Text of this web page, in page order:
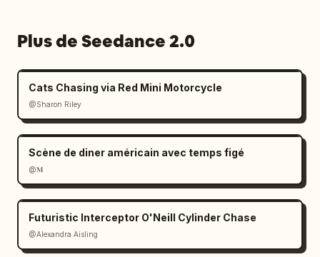
Plus de Seedance 2.0
Cats Chasing via Red Mini Motorcycle
@Sharon Riley
Scène de diner américain avec temps figé
@𝐌
Futuristic Interceptor O'Neill Cylinder Chase
@Alexandra Aisling